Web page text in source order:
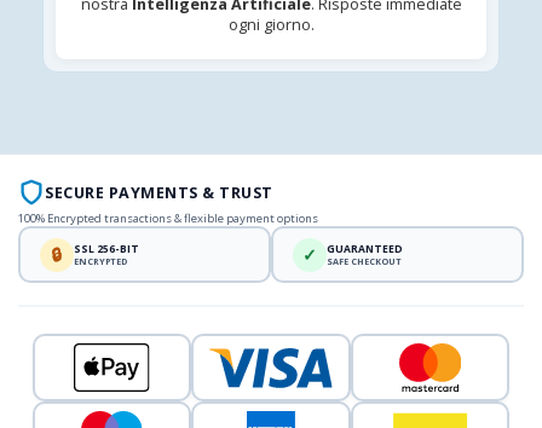
nostra Intelligenza Artificiale. Risposte immediate
ogni giorno.
SECURE PAYMENTS & TRUST
100% Encrypted transactions & flexible payment options
🔒 SSL 256-BIT
ENCRYPTED ✓ GUARANTEED
SAFE CHECKOUT